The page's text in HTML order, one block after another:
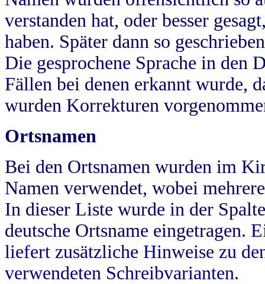
verstanden hat, oder besser
haben. Später dann so
Die gesprochene Sprache in
Fällen bei denen erkannt wurde,
wurden Korrekturen
Ortsnamen
Bei den Ortsnamen wurden im
Namen verwendet, wobei
In dieser Liste wurde in der
deutsche Ortsname eingetragen.
liefert zusätzliche Hinweise zu
verwendeten Schreibvarianten.